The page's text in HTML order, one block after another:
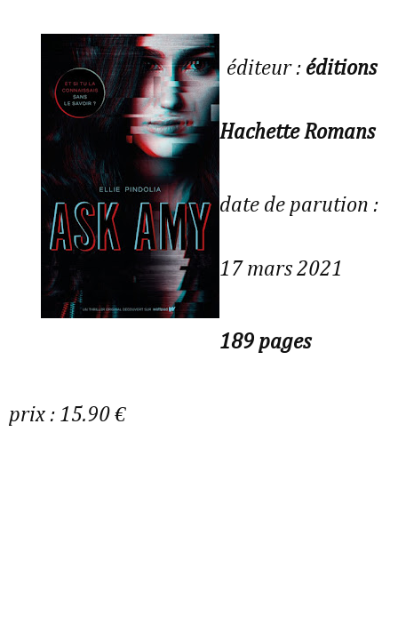
éditeur : éditions
Hachette Romans
date de parution :
17 mars 2021
189 pages
prix : 15.90 €